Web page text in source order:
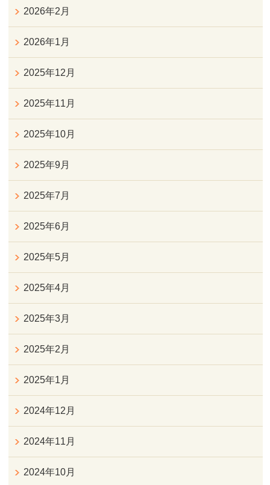
2026年2月
2026年1月
2025年12月
2025年11月
2025年10月
2025年9月
2025年7月
2025年6月
2025年5月
2025年4月
2025年3月
2025年2月
2025年1月
2024年12月
2024年11月
2024年10月